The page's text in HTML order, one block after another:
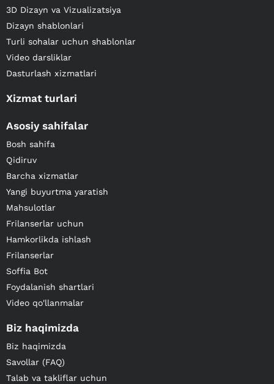
3D Dizayn va Vizualizatsiya
Dizayn shablonlari
Turli sohalar uchun shablonlar
Video darsliklar
Dasturlash xizmatlari
Xizmat turlari
Asosiy sahifalar
Bosh sahifa
Qidiruv
Barcha xizmatlar
Yangi buyurtma yaratish
Mahsulotlar
Frilanserlar uchun
Hamkorlikda ishlash
Frilanserlar
Soffia Bot
Foydalanish shartlari
Video qo'llanmalar
Biz haqimizda
Biz haqimizda
Savollar (FAQ)
Talab va takliflar uchun